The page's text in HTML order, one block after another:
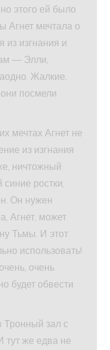
этого ей было
Агнет мечтала о
из изгнания и
— Элли,
Жалкие,
посмели
мечтах Агнет не
из изгнания
ничтожный
ростки,
Он нужен
Агнет, может
Тьмы. И этот
использовать!
очень
будет обвести
Тронный зал с
тут же едва не